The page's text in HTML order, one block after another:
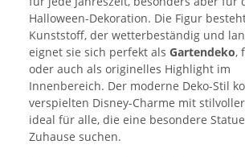
Halloween-Dekoration. Die Figur
Kunststoff, der wetterbeständig und
eignet sie sich perfekt als Gartendeko,
oder auch als originelles Highlight im
Innenbereich. Der moderne Deko-Stil
verspielten Disney-Charme mit
ideal für alle, die eine besondere
Zuhause suchen.